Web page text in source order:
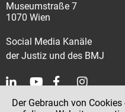
Museumstraße 7
1070 Wien
Social Media Kanäle
der Justiz und des BMJ
Kontakt
Der Gebrauch von